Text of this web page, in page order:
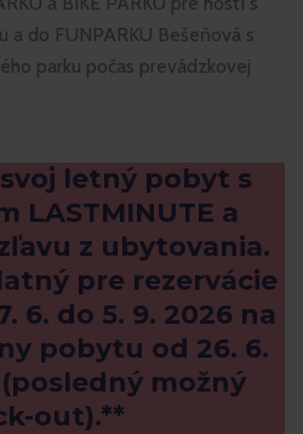
do FUNPARKU Bešeňová s
parku počas prevádzkovej
letný pobyt s
LASTMINUTE a
z ubytovania.
pre rezervácie
6. do 5. 9. 2026 na
pobytu od 26. 6.
možný
out).**